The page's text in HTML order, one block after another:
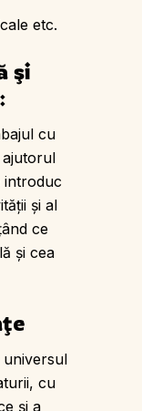
etc.
şi
cu
introduc
şi al
ce
şi cea
universul
cu
şi a